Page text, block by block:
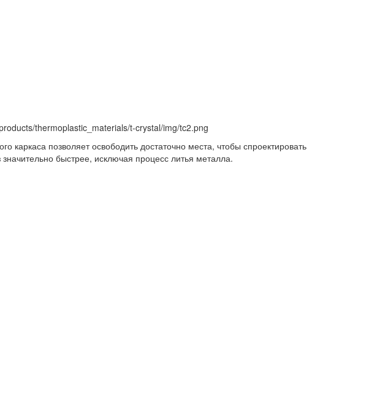
кар­ка­са поз­во­ля­ет осво­бо­дить до­ста­точ­но ме­ста, что­бы спро­ек­ти­ро­вать
быст­рее, ис­клю­чая про­цесс ли­тья ме­тал­ла.